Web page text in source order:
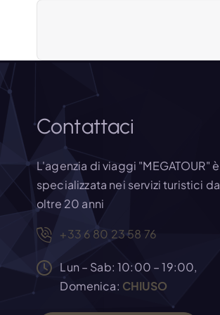
i
o
n
e
a
Contattaci
L'agenzia di viaggi "MEGATOUR" è
specializzata nei servizi turistici da
oltre 20 anni
+33 6 80 23 58 76
Lun – Sab: 10:00 – 19:00,
Domenica: CHIUSO